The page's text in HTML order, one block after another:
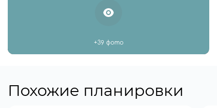
+39 фото
Похожие планировки